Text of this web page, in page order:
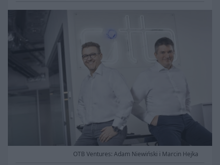
OTB Ventures: Adam Niewiński i Marcin Hejka